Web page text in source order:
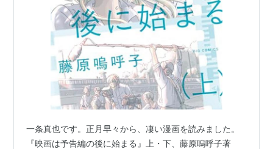
一条真也です。正月早々から、凄い漫画を読みました。
『映画は予告編の後に始まる』上・下、藤原嗚呼子著